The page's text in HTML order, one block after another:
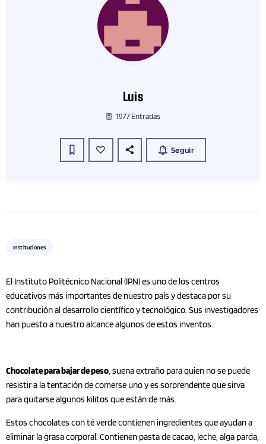
Luis
1977 Entradas
Seguir
Instituciones
El Instituto Politécnico Nacional (IPN) es uno de los centros
educativos más importantes de nuestro país y destaca por su
contribución al desarrollo científico y tecnológico. Sus investigadores
han puesto a nuestro alcance algunos de estos inventos.
Chocolate para bajar de peso, suena extraño para quien no se puede
resistir a la tentación de comerse uno y es sorprendente que sirva
para quitarse algunos kilitos que están de más.
Estos chocolates con té verde contienen ingredientes que ayudan a
eliminar la grasa corporal. Contienen pasta de cacao, leche, alga parda,